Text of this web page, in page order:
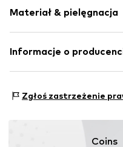
Obszyte brzegi
Nadruk z nazwą marki
Długość: Długość
Krój: Normalny krój
Materiał & pielęgnacja
Materiał: 95% Bawełna,
Informacje o
22457 Hamburg
Zgłoś zastrzeżenie
Coins